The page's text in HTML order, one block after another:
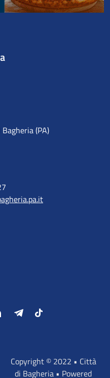
(PA)
LinkedIn TelegramTiktok
Copyright © 2022 • Città
di Bagheria • Powered